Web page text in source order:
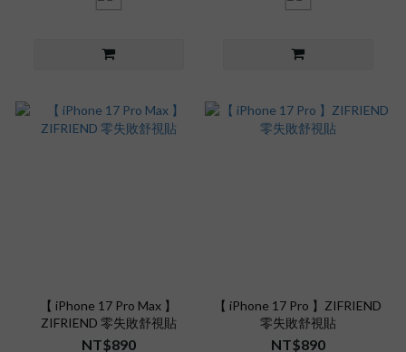
【 iPhone 17 Pro Max 】
ZIFRIEND 零失敗舒視貼
NT$890
【 iPhone 17 Pro 】ZIFRIEND
零失敗舒視貼
NT$890